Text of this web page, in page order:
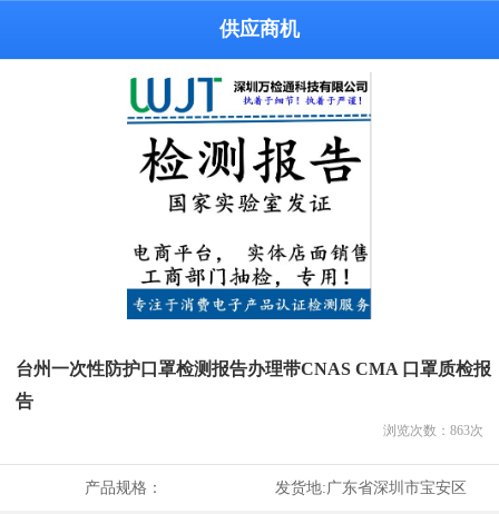
供应商机
台州一次性防护口罩检测报告办理带CNAS CMA 口罩质检报
告
浏览次数： 863次
产品规格： 发货地:广东省深圳市宝安区